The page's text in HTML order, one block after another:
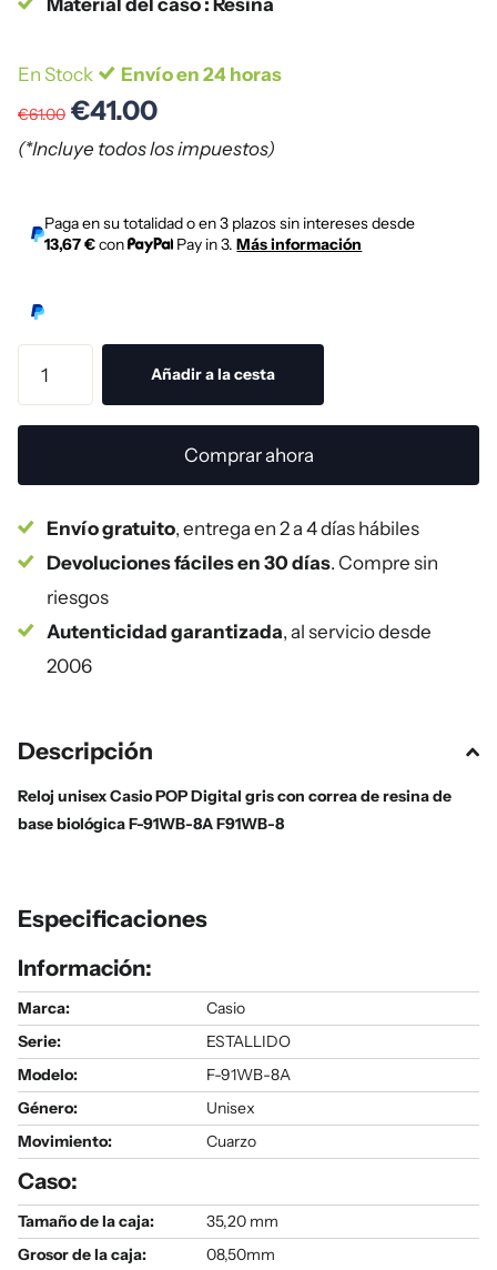
En Stock Envío en 24 horas
€61.00 €41.00
(*Incluye todos los impuestos)
Paga en su totalidad o en 3 plazos sin intereses desde
13,67 €con Pay in 3.Más información
Añadir a la cesta
Comprar ahora
Envío gratuito, entrega en 2 a 4 días hábiles
Devoluciones fáciles en 30 días. Compre sin
riesgos
Autenticidad garantizada, al servicio desde
2006
Descripción
Reloj unisex Casio POP Digital gris con correa de resina de
base biológica F-91WB-8A F91WB-8
Especificaciones
Información:
Marca:
Casio
Serie:
ESTALLIDO
Modelo:
F-91WB-8A
Género:
Unisex
Movimiento:
Cuarzo
Caso:
Tamaño de la caja:
35,20 mm
Grosor de la caja:
08,50mm